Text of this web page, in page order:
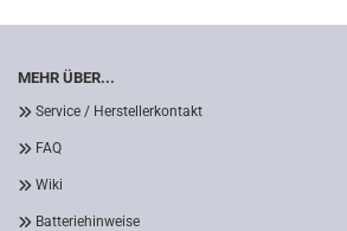
MEHR ÜBER...
Service / Herstellerkontakt
FAQ
Wiki
Batteriehinweise